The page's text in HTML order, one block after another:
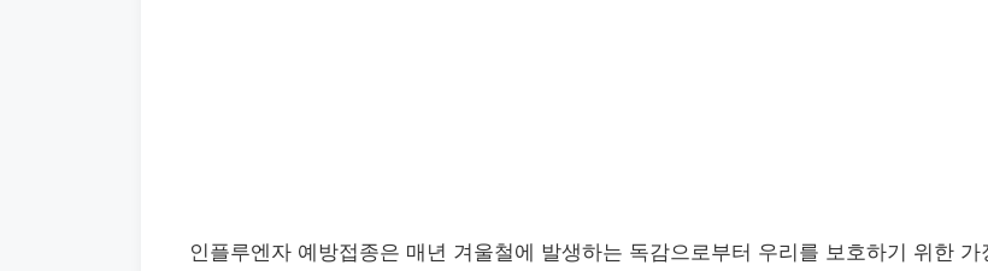
인플루엔자 예방접종은 매년 겨울철에 발생하는 독감으로부터 우리를 보호하기 위한 가